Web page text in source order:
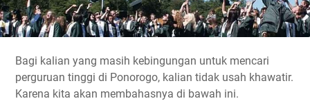
Bagi kalian yang masih kebingungan untuk mencari
perguruan tinggi di Ponorogo, kalian tidak usah khawatir.
Karena kita akan membahasnya di bawah ini.